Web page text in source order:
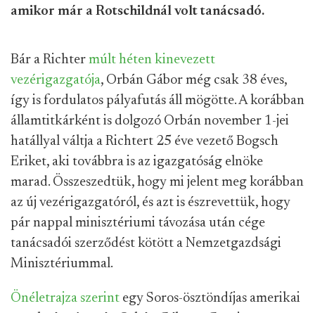
amikor már a Rotschildnál volt tanácsadó.
Bár a Richter múlt héten kinevezett
vezérigazgatója, Orbán Gábor még csak 38 éves,
így is fordulatos pályafutás áll mögötte. A korábban
államtitkárként is dolgozó Orbán november 1-jei
hatállyal váltja a Richtert 25 éve vezető Bogsch
Eriket, aki továbbra is az igazgatóság elnöke
marad. Összeszedtük, hogy mi jelent meg korábban
az új vezérigazgatóról, és azt is észrevettük, hogy
pár nappal minisztériumi távozása után cége
tanácsadói szerződést kötött a Nemzetgazdsági
Minisztériummal.
Önéletrajza szerint egy Soros-ösztöndíjas amerikai